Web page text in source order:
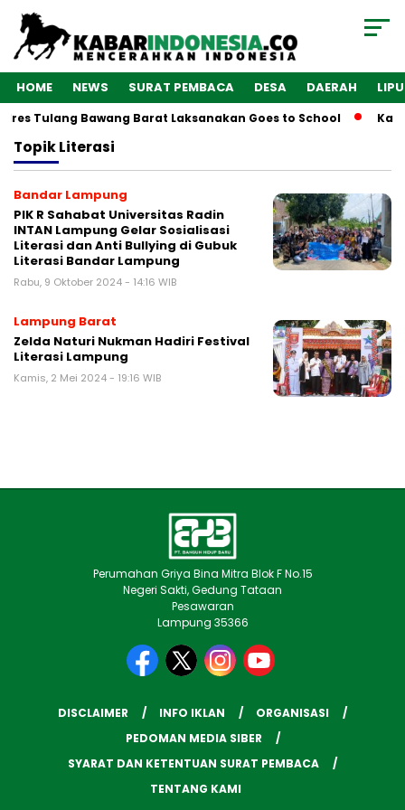
HOME NEWS SURAT PEMBACA DESA DAERAH
Tulang Bawang Barat Laksanakan Goes to School
TopikLiterasi
Bandar Lampung
PIK R Sahabat Universitas Radin
INTAN Lampung Gelar Sosialisasi
Literasi dan Anti Bullying di Gubuk
Literasi Bandar Lampung
Rabu, 9 Oktober 2024 - 14:16 WIB
Lampung Barat
Zelda Naturi Nukman Hadiri Festival
Literasi Lampung
Kamis, 2 Mei 2024 - 19:16 WIB
Perumahan Griya Bina Mitra Blok F No.15
Negeri Sakti, Gedung Tataan
Pesawaran
Lampung 35366
DISCLAIMER INFO IKLAN
ORGANISASI
PEDOMAN MEDIA SIBER
SYARAT DAN KETENTUAN SURAT PEMBACA
TENTANG KAMI